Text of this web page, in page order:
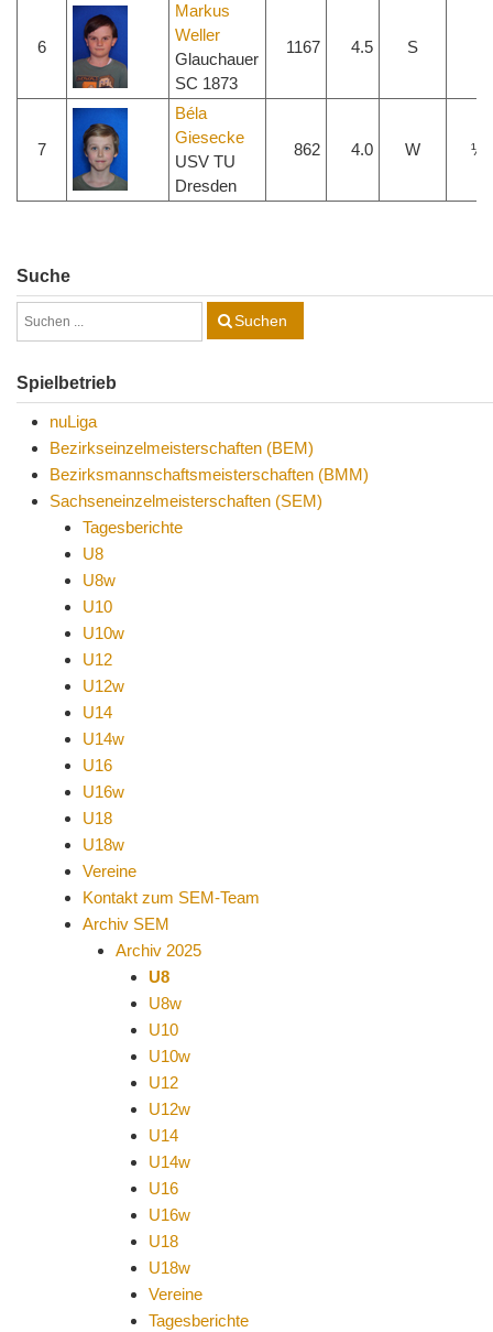
6
Markus
Weller
Glauchauer
SC 1873
1167 4.5 S
7
Béla
Giesecke
USV TU
Dresden
862 4.0 W ½
Suche
Suchen
Spielbetrieb
nuLiga
Bezirkseinzelmeisterschaften (BEM)
Bezirksmannschaftsmeisterschaften (BMM)
Sachseneinzelmeisterschaften (SEM)
Tagesberichte
U8
U8w
U10
U10w
U12
U12w
U14
U14w
U16
U16w
U18
U18w
Vereine
Kontakt zum SEM-Team
Archiv SEM
Archiv 2025
U8
U8w
U10
U10w
U12
U12w
U14
U14w
U16
U16w
U18
U18w
Vereine
Tagesberichte